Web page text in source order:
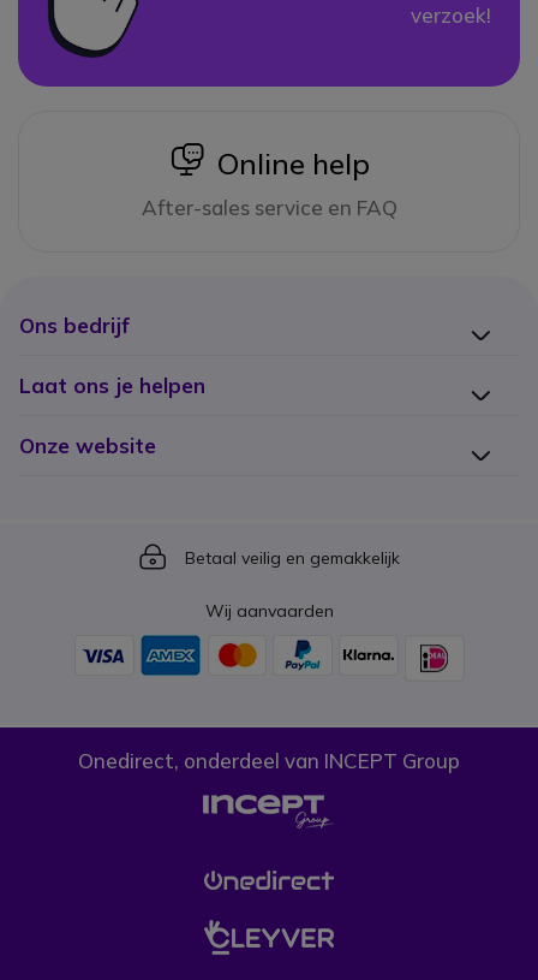
verzoek!
icon
Online help
After-sales service en FAQ
Ons bedrijf
Laat ons je helpen
Onze website
Icon
Betaal veilig en gemakkelijk
Wij aanvaarden
Onedirect, onderdeel van INCEPT Group